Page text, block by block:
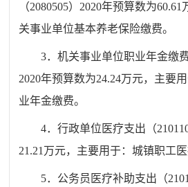
（2080505） 2020年预算数为60.61
关事业单位基本养老保险缴费。
3．机关事业单位职业年金缴
2020年预算数为24.24万元， 主要
业年金缴费。
4．行政单位医疗支出 （
21.21 万元， 主要用于：城镇职工医
5． 公务员医疗补助支出 （21